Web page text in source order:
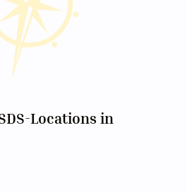
Locations in